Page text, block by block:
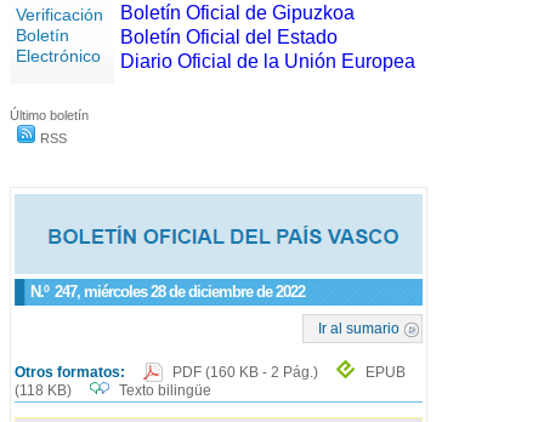
Verificación
Boletín
Electrónico
Último boletín
RSS
N.º 247, miércoles 28 de diciembre de 2022
Ir al sumario
Otros formatos: PDF (160 KB - 2 Pág.)
EPUB
(118 KB)
Texto bilingüe
Boletín Oficial de Gipuzkoa
Boletín Oficial del Estado
Diario Oficial de la Unión Europea